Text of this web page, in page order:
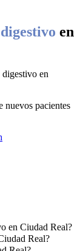
en
digestivo en
nuevos pacientes
en Ciudad Real?
Real?